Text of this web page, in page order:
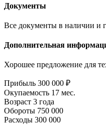
Документы
Все документы в наличии и
Дополнительная
Хорошее предложение для
Прибыль 300 000 ₽
Окупаемость 17 мес.
Возраст 3 года
Обороты 750 000
Расходы 300 000